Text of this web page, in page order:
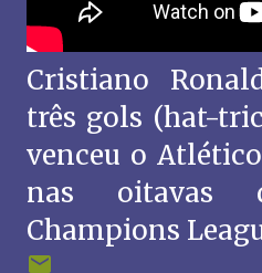
Cristiano
três gols (hat-
venceu o
nas
Champions